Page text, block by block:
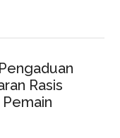
Rasis